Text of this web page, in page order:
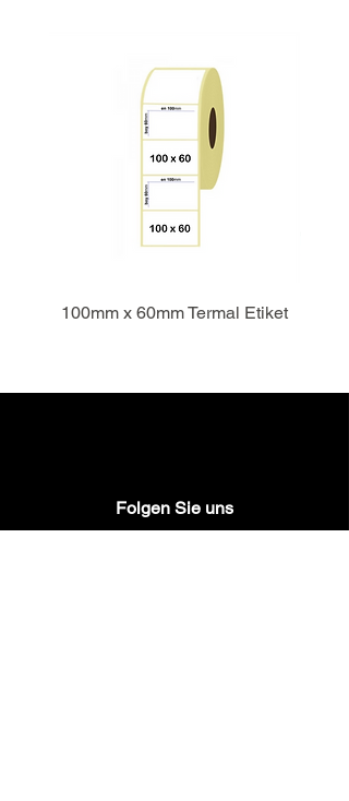
100mm x 60mm Termal Etiket
Folgen Sie uns